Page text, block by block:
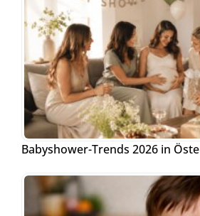
Babyshower-Trends 2026 in